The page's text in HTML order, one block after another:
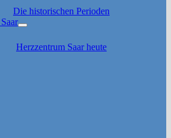
Die historischen Perioden
Untermenü
Herzzentrum Saar heute